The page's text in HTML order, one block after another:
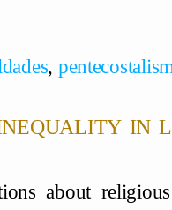
,
in
about religious